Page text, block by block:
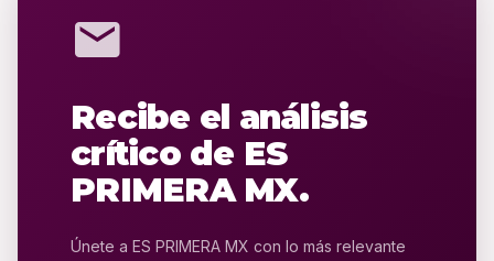
mail
Recibe el análisis
crítico de ES
PRIMERA MX.
Únete a ES PRIMERA MX con lo más relevante